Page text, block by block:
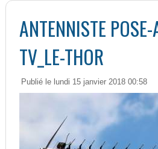
ANTENNISTE
TV_LE-THOR
Publié le lundi 15 janvier 2018 00:58